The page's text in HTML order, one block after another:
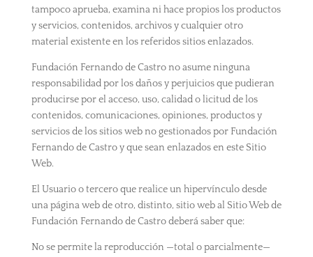
tampoco aprueba, examina ni hace propios los productos
y servicios, contenidos, archivos y cualquier otro
material existente en los referidos sitios enlazados.
Fundación Fernando de Castro no asume ninguna
responsabilidad por los daños y perjuicios que pudieran
producirse por el acceso, uso, calidad o licitud de los
contenidos, comunicaciones, opiniones, productos y
servicios de los sitios web no gestionados por Fundación
Fernando de Castro y que sean enlazados en este Sitio
Web.
El Usuario o tercero que realice un hipervínculo desde
una página web de otro, distinto, sitio web al Sitio Web de
Fundación Fernando de Castro deberá saber que:
No se permite la reproducción —total o parcialmente—